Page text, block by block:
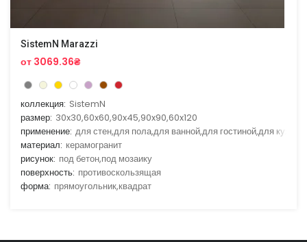
SistemN Marazzi
от 3069.36₴
коллекция: SistemN
размер: 30x30,60x60,90x45,90x90,60x120
применение: для стен,для пола,для ванной,для гостиной,для кухни
материал: керамогранит
рисунок: под бетон,под мозаику
поверхность: противоскользящая
форма: прямоугольник,квадрат